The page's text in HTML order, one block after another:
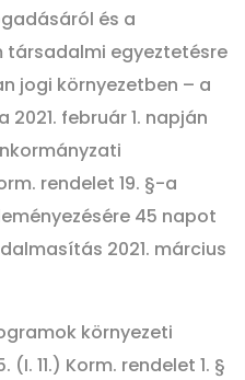
és a
társadalmi egyeztetésre
jogi környezetben – a
február 1. napján
rendelet 19. §-a
45 napot
2021. március
környezeti
11.) Korm. rendelet 1. §